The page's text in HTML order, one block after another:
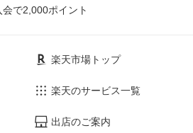
で2,000ポイント
楽天市場トップ
楽天のサービス一覧
出店のご案内